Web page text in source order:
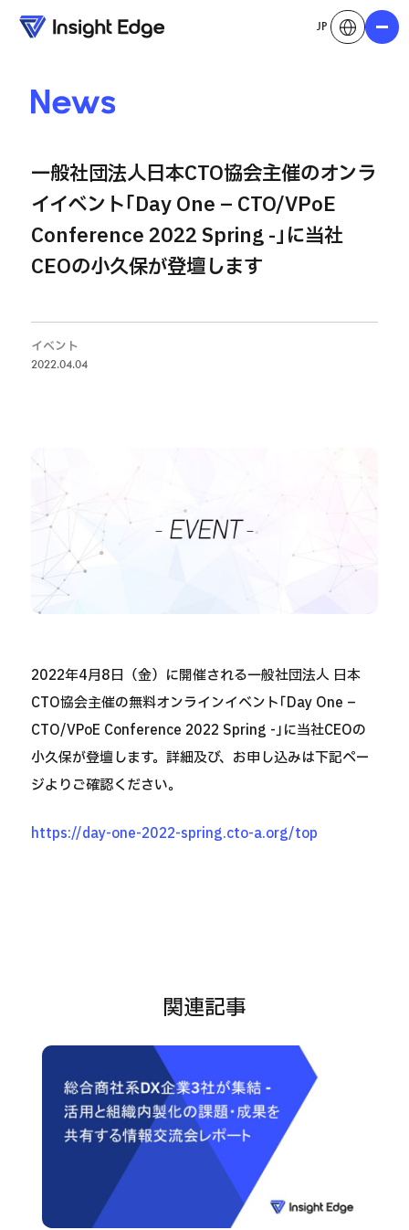
JP メニュ
News
一般社団法人日本CTO協会主催のオンラ
イイベント｢Day One – CTO/VPoE
Conference 2022 Spring -｣に当社
CEOの小久保が登壇します
イベント
2022.04.04
2022年4月8日（金）に開催される一般社団法人 日本
CTO協会主催の無料オンラインイベント｢Day One –
CTO/VPoE Conference 2022 Spring -｣に当社CEOの
小久保が登壇します。詳細及び、お申し込みは下記ペー
ジよりご確認ください。
https://day-one-2022-spring.cto-a.org/top
関連記事